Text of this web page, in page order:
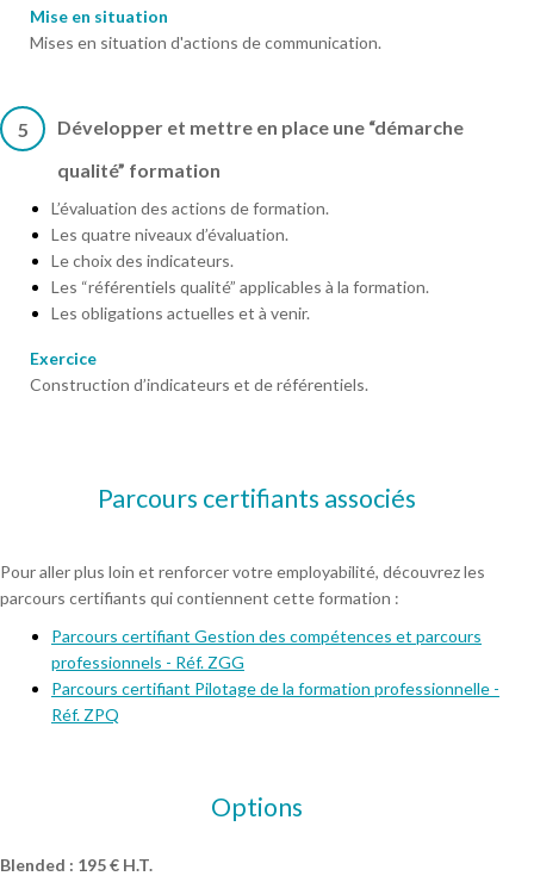
Mise en situation
Mises en situation d'actions de communication.
5
Développer et mettre en place une “démarche
qualité” formation
L’évaluation des actions de formation.
Les quatre niveaux d’évaluation.
Le choix des indicateurs.
Les “référentiels qualité” applicables à la formation.
Les obligations actuelles et à venir.
Exercice
Construction d’indicateurs et de référentiels.
Parcours certifiants associés
Pour aller plus loin et renforcer votre employabilité, découvrez les
parcours certifiants qui contiennent cette formation :
Parcours certifiant Gestion des compétences et parcours
professionnels - Réf. ZGG
Parcours certifiant Pilotage de la formation professionnelle -
Réf. ZPQ
Options
Blended : 195 € H.T.